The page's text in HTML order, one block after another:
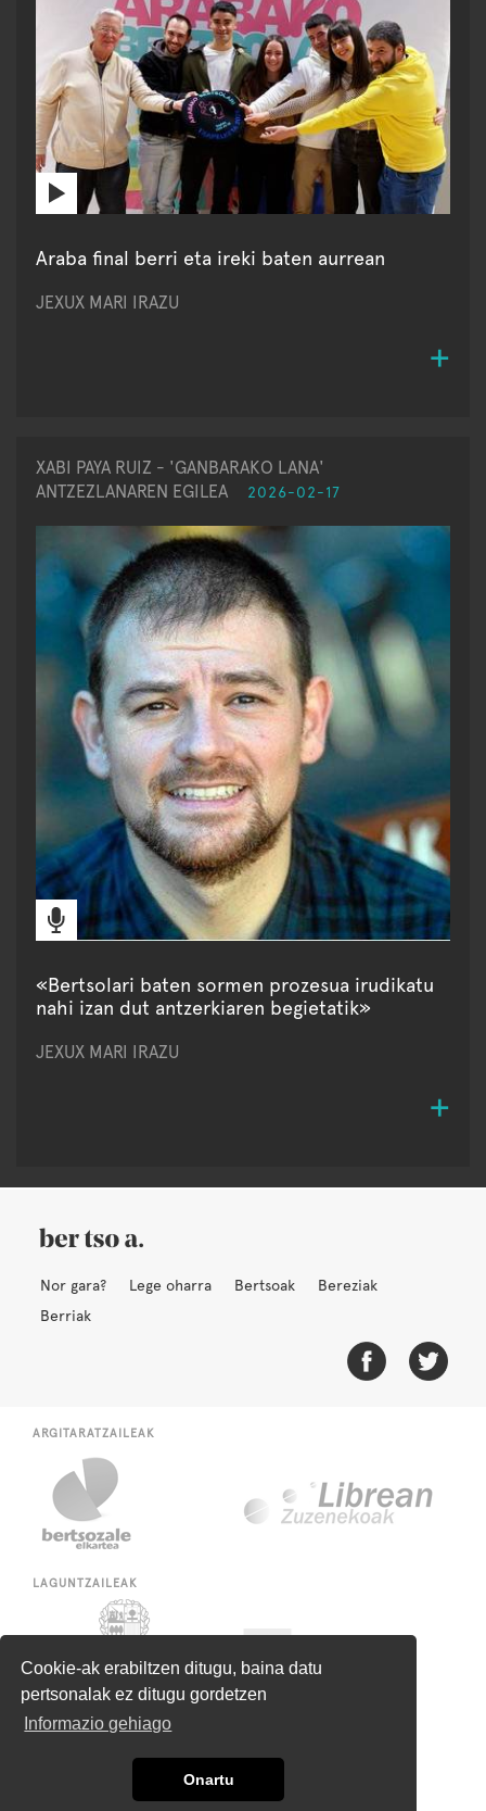
Cookie-ak erabiltzen ditugu, baina datu
pertsonalak ez ditugu gordetzen
Informazio gehiago
Onartu
Araba final berri eta ireki baten aurrean
JEXUX MARI IRAZU
XABI PAYA RUIZ - 'GANBARAKO LANA'
ANTZEZLANAREN EGILEA
2026-02-17
«Bertsolari baten sormen prozesua irudikatu
nahi izan dut antzerkiaren begietatik»
JEXUX MARI IRAZU
Nor gara? Lege oharra Bertsoak
Bereziak
Berriak
ARGITARATZAILEAK
LAGUNTZAILEAK